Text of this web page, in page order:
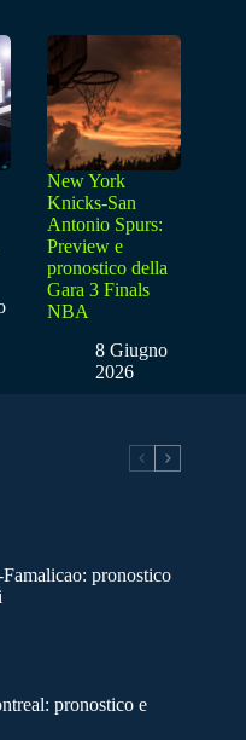
New York
Knicks-San
Antonio Spurs:
Preview e
pronostico della
Gara 3 Finals
NBA
8 Giugno
2026
pronostico
pronostico e